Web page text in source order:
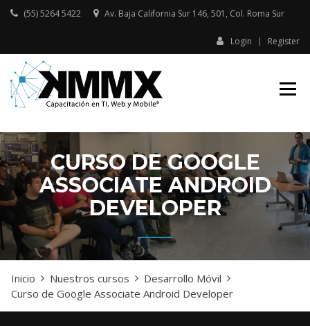
Skip
(55) 5264 5422 Av. Baja California Sur 146, 501, Col. Roma Sur​
Login Register
CAPACITACIÓN
CURSO DE GOOGLE
ASSOCIATE ANDROID
DEVELOPER
Inicio Nuestros cursos
Desarrollo Móvil
Curso de Google Associate Android Developer